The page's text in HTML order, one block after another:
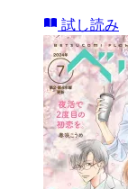
試し読み